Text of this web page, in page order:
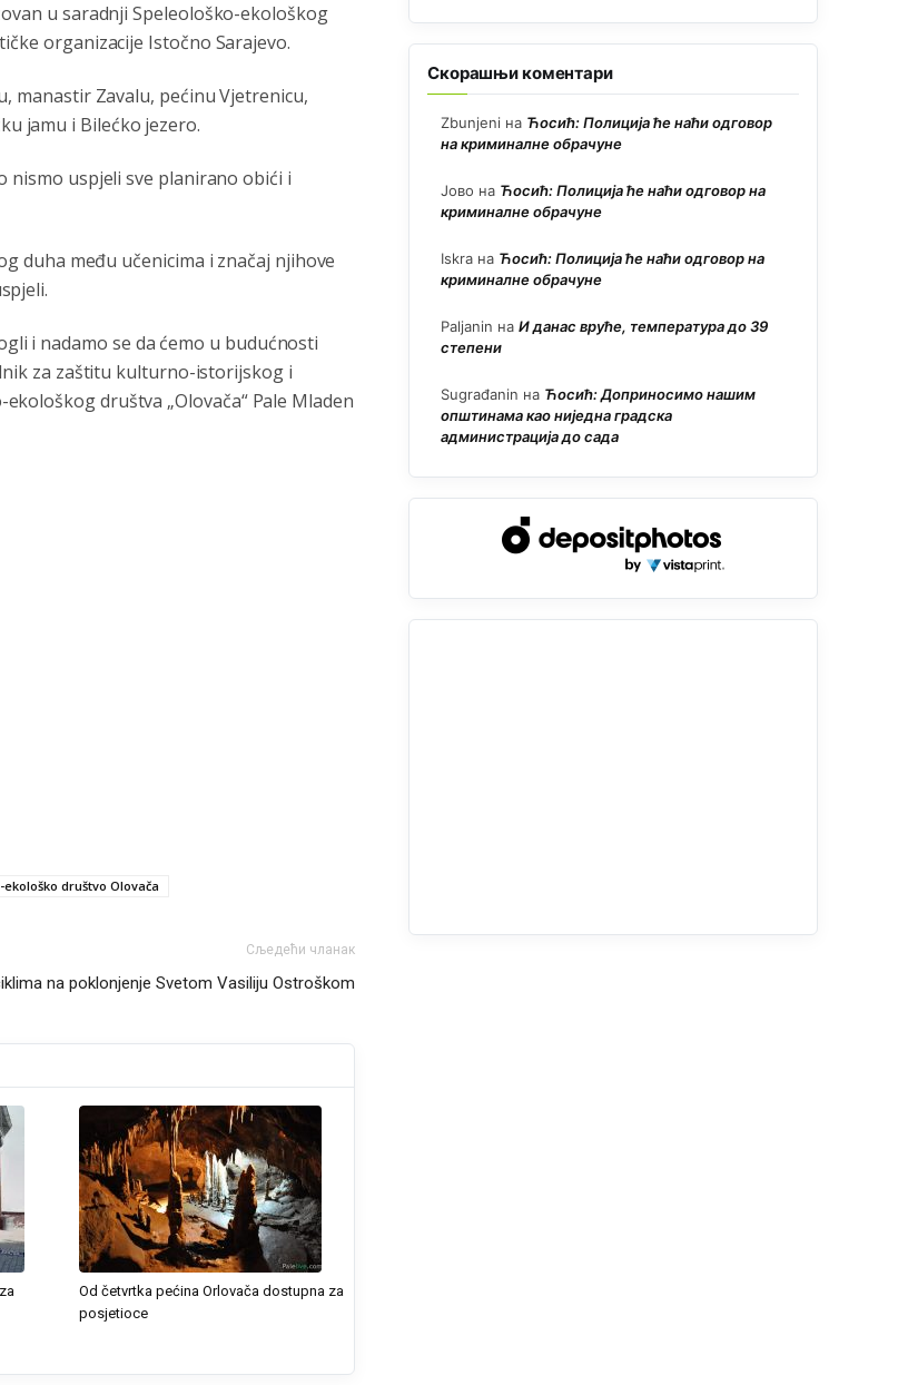
u saradnji Speleološko-ekološkog
organizacije Istočno Sarajevo.
manastir Zavalu, pećinu Vjetrenicu,
jamu i Bilećko jezero.
nismo uspjeli sve planirano obići i
duha mеđu učеnicima i značaj njihovе
i nadamo se da ćemo u budućnosti
za zaštitu kulturno-istorijskog i
društva „Olovača“ Palе Mladen
еkološko društvo Olovača
Сљедећи чланак
na poklonjenje Svetom Vasiliju Ostroškom
Od četvrtka pećina Orlovača dostupna za
posjetioce
Скорашњи коментари
Zbunjeni на Ћосић: Полиција ће наћи одговор
на криминалне обрачуне
Јово на Ћосић: Полиција ће наћи одговор на
криминалне обрачуне
Iskra на Ћосић: Полиција ће наћи одговор на
криминалне обрачуне
Paljanin на И данас вруће, температура до 39
степени
Sugrađanin на Ћосић: Доприносимо нашим
општинама као ниједна градска
администрација до сада